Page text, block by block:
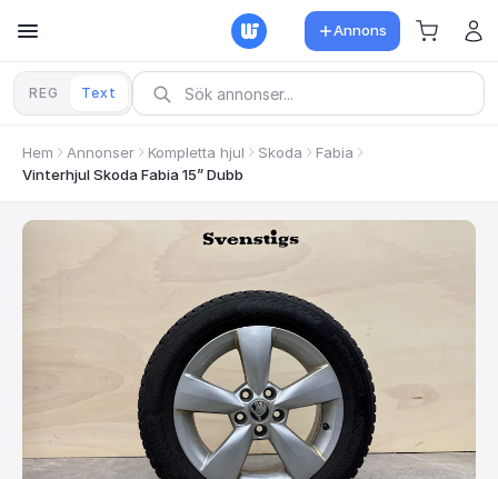
Annons
REG Text
Hem Annonser Kompletta hjul Skoda
Fabia
Vinterhjul Skoda Fabia 15” Dubb